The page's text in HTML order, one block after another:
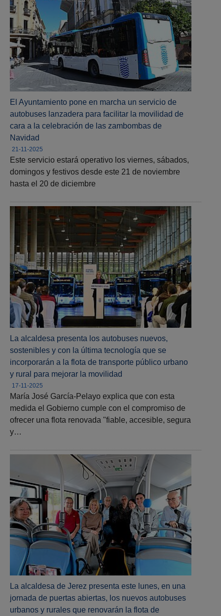
El Ayuntamiento pone en marcha un servicio de
autobuses lanzadera para facilitar la movilidad de
cara a la celebración de las zambombas de
Navidad
21-11-2025
Este servicio estará operativo los viernes, sábados,
domingos y festivos desde este 21 de noviembre
hasta el 20 de diciembre
La alcaldesa presenta los autobuses nuevos,
sostenibles y con la última tecnología que se
incorporarán a la flota de transporte público urbano
y rural para mejorar la movilidad
17-11-2025
María José García-Pelayo explica que con esta
medida el Gobierno cumple con el compromiso de
ofrecer una flota renovada "fiable, accesible, segura
y…
La alcaldesa de Jerez presenta este lunes, en una
jornada de puertas abiertas, los nuevos autobuses
urbanos y rurales que renovarán la flota de